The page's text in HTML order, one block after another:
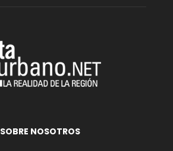
SOBRE NOSOTROS